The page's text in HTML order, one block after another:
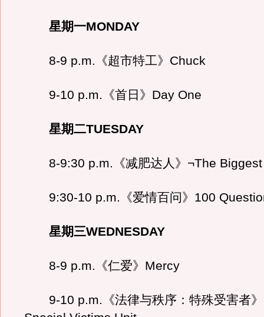
星期一MONDAY
8-9 p.m.《超市特工》Chuck
9-10 p.m.《首日》Day One
星期二TUESDAY
8-9:30 p.m.《减肥达人》¬The Biggest
9:30-10 p.m.《爱情百问》100
星期三WEDNESDAY
8-9 p.m.《仁爱》Mercy
9-10 p.m.《法律与秩序：特殊受害者》